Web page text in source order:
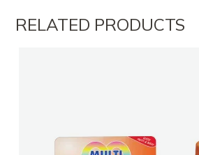
RELATED PRODUCTS